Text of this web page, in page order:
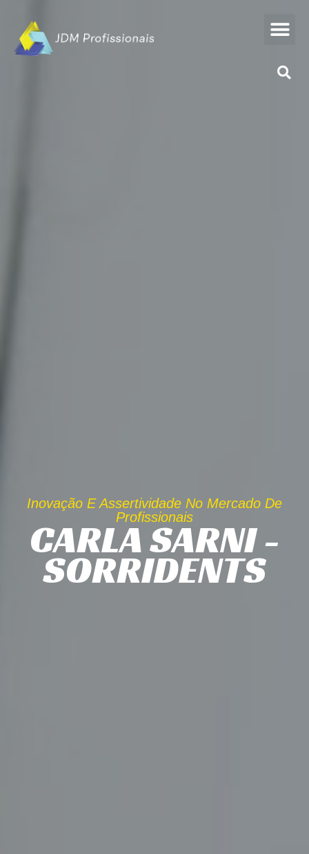
Inovação E Assertividade No Mercado De
Profissionais
CARLA SARNI -
SORRIDENTS